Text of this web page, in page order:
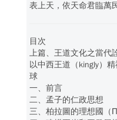
表上天，依天命君臨萬
目次
上篇、王道文化之當代
以中西王道（kingly）
球
一、前言
二、孟子的仁政思想
三、柏拉圖的理想國（